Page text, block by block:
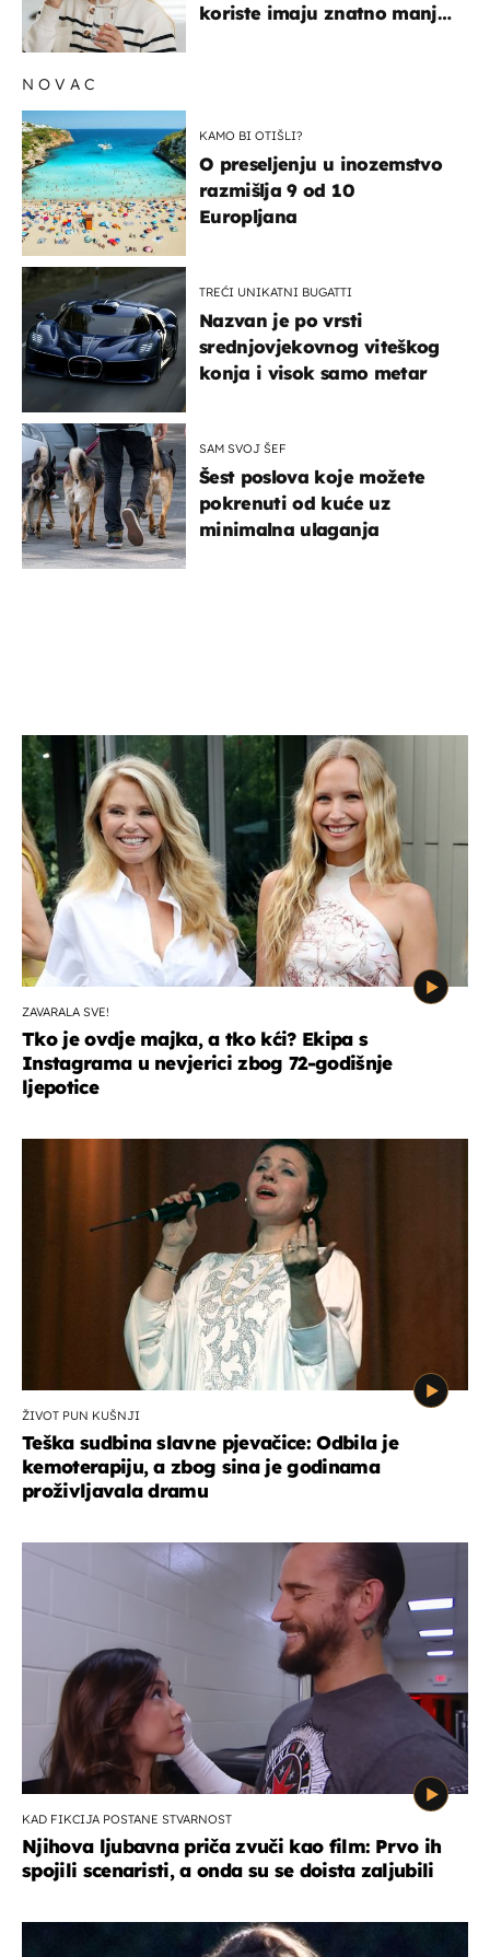
koriste imaju znatno manji
NOVAC
KAMO BI OTIŠLI?
O preseljenju u inozemstvo
razmišlja 9 od 10
Europljana
TREĆI UNIKATNI BUGATTI
Nazvan je po vrsti
srednjovjekovnog viteškog
konja i visok samo metar
SAM SVOJ ŠEF
Šest poslova koje možete
pokrenuti od kuće uz
minimalna ulaganja
ZAVARALA SVE!
Tko je ovdje majka, a tko kći? Ekipa s
Instagrama u nevjerici zbog 72-godišnje
ljepotice
ŽIVOT PUN KUŠNJI
Teška sudbina slavne pjevačice: Odbila je
kemoterapiju, a zbog sina je godinama
proživljavala dramu
KAD FIKCIJA POSTANE STVARNOST
Njihova ljubavna priča zvuči kao film: Prvo ih
spojili scenaristi, a onda su se doista zaljubili